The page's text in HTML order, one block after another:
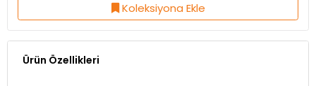
Koleksiyona Ekle
Ürün Özellikleri